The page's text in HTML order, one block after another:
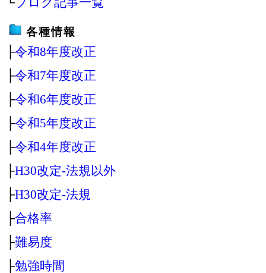
各種情報
├令和8年度改正
├令和7年度改正
├令和6年度改正
├令和5年度改正
├令和4年度改正
├H30改定‐法規以外
├H30改定‐法規
├合格率
├難易度
├勉強時間